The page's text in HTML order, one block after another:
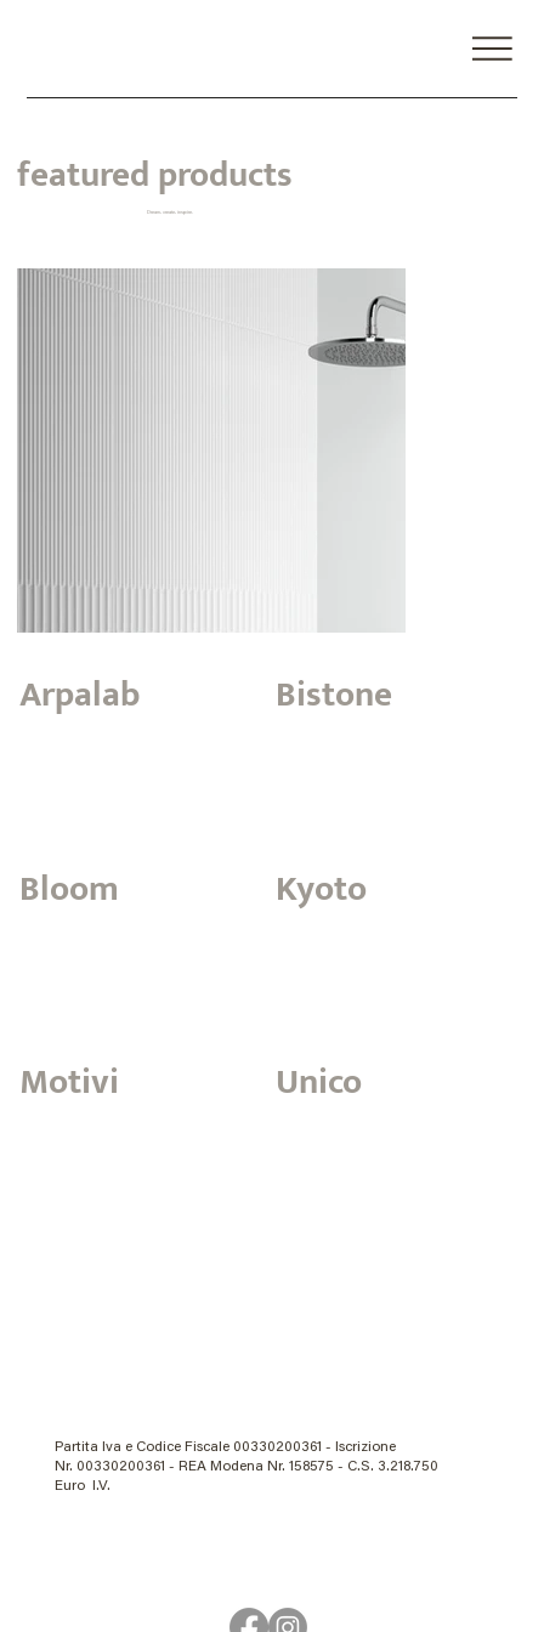
featured products
Dream, create, inspire.
Arpalab Bistone
Bloom Kyoto
Motivi Unico
Partita Iva e Codice Fiscale 00330200361 - Iscrizione
Nr. 00330200361 - REA Modena Nr. 158575 - C.S. 3.218.750
Euro I.V.